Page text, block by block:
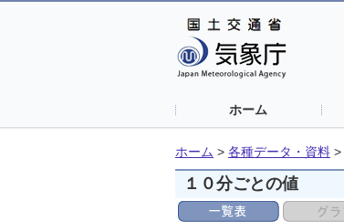
ホーム
ホーム > 各種データ・資料 >
１０分ごとの値